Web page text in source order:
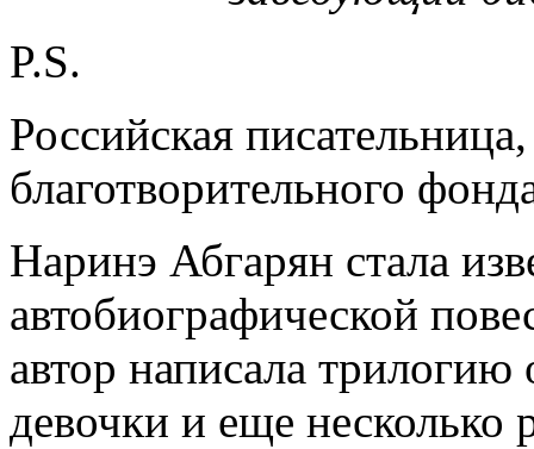
P.S.
Российская
благотворительного
Наринэ Абгарян стала
автобиографической
автор написала
девочки и еще несколько